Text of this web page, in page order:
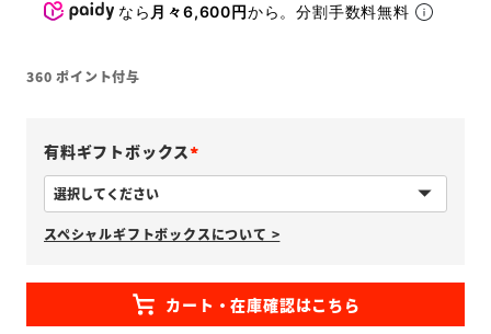
なら 月々6,600円から。分割手数料無料
360 ポイント付与
有料ギフトボックス
必
須
)
スペシャルギフトボックスについて >